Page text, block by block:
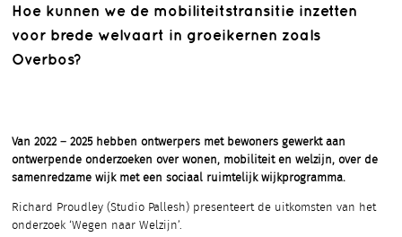
Hoe kunnen we de mobiliteitstransitie inzetten
voor brede welvaart in groeikernen zoals
Overbos?
Van 2022 – 2025 hebben ontwerpers met bewoners gewerkt aan
ontwerpende onderzoeken over wonen, mobiliteit en welzijn, over de
samenredzame wijk met een sociaal ruimtelijk wijkprogramma.
Richard Proudley (Studio Pallesh) presenteert de uitkomsten van het
onderzoek ‘Wegen naar Welzijn’.